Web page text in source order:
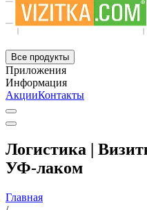
Все продукты
Приложения
Информация
АкцииКонтакты
Логистика |
УФ-лаком
Главная